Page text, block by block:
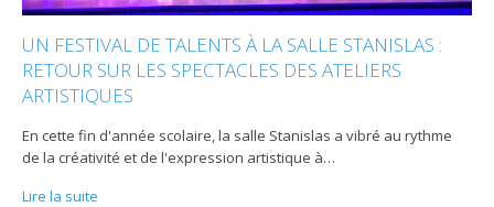
UN FESTIVAL DE TALENTS À LA SALLE STANISLAS :
RETOUR SUR LES SPECTACLES DES ATELIERS
ARTISTIQUES
En cette fin d'année scolaire, la salle Stanislas a vibré au rythme
de la créativité et de l'expression artistique à…
Lire la suite